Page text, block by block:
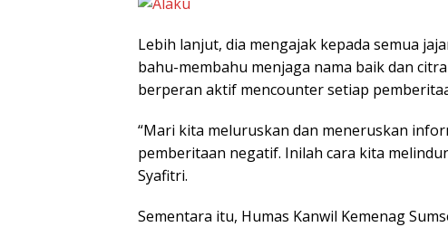
Lebih lanjut, dia mengajak kepada semua
bahu-membahu menjaga nama baik dan
berperan aktif mencounter setiap
“Mari kita meluruskan dan meneruskan
pemberitaan negatif. Inilah cara kita
Syafitri.
Sementara itu, Humas Kanwil Kemenag